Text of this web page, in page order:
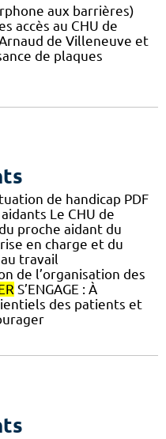
aux barrières)
accès au CHU de
de Villeneuve et
de plaques
de handicap PDF
Le CHU de
proche aidant du
en charge et du
travail
de l’organisation des
S’ENGAGE : À
des patients et